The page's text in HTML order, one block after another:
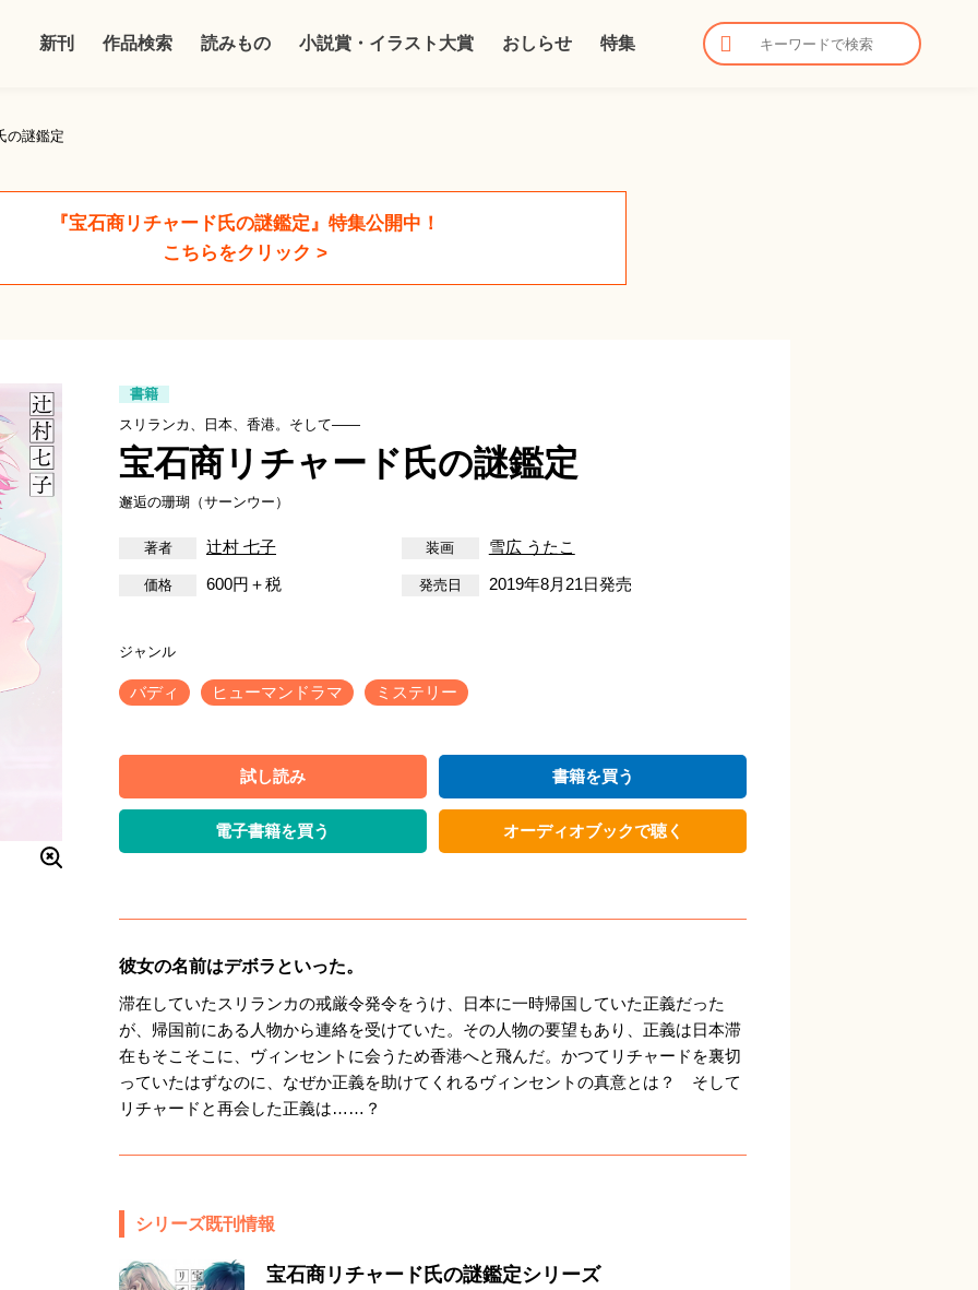
新刊 作品検索 読みもの 小説賞・イラスト大賞 おしらせ 特集
の謎鑑定
『宝石商リチャード氏の謎鑑定』特集公開中！
こちらをクリック >
書籍
スリランカ、日本、香港。そして――
宝石商リチャード氏の謎鑑定
邂逅の珊瑚（サーンウー）
辻村 七子
雪広 うたこ
600円＋税
2019年8月21日発売
バディ ヒューマンドラマ ミステリー
試し読み 書籍を買う
電子書籍を買う オーディオブックで聴く
彼女の名前はデボラといった。
滞在していたスリランカの戒厳令発令をうけ、日本に一時帰国していた正義だった
が、帰国前にある人物から連絡を受けていた。その人物の要望もあり、正義は日本滞
在もそこそこに、ヴィンセントに会うため香港へと飛んだ。かつてリチャードを裏切
っていたはずなのに、なぜか正義を助けてくれるヴィンセントの真意とは？ そして
リチャードと再会した正義は……？
シリーズ既刊情報
宝石商リチャード氏の謎鑑定シリーズ